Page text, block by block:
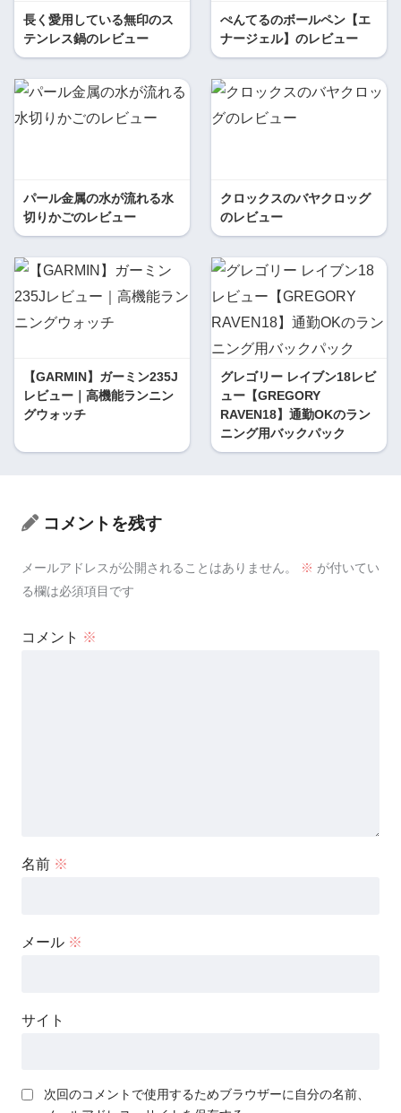
長く愛用している無印のス
テンレス鍋のレビュー
ぺんてるのボールペン【エ
ナージェル】のレビュー
パール金属の水が流れる水
切りかごのレビュー
クロックスのバヤクロッグ
のレビュー
【GARMIN】ガーミン235J
レビュー｜高機能ランニン
グウォッチ
グレゴリー レイブン18レビ
ュー【GREGORY
RAVEN18】通勤OKのラン
ニング用バックパック
コメントを残す
メールアドレスが公開されることはありません。 ※ が付いてい
る欄は必須項目です
コメント ※
名前 ※
メール ※
サイト
次回のコメントで使用するためブラウザーに自分の名前、